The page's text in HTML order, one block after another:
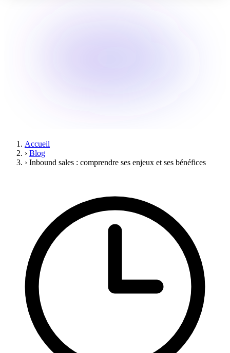
Accueil
› Blog
› Inbound sales : comprendre ses enjeux et ses bénéfices